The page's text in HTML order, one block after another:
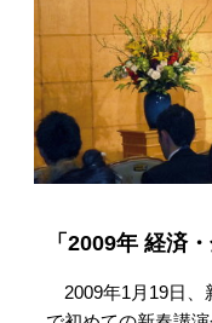
「2009年 経済
2009年1月19日、